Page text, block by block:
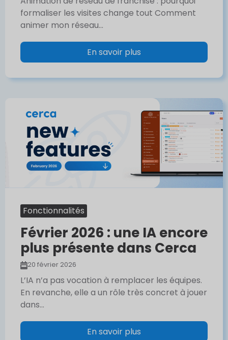
formaliser les visites change tout Comment
animer mon réseau...
En savoir plus
Fonctionnalités
Février 2026 : une IA encore
plus présente dans Cerca
20 février 2026
L’IA n’a pas vocation à remplacer les équipes.
En revanche, elle a un rôle très concret à jouer
dans...
En savoir plus